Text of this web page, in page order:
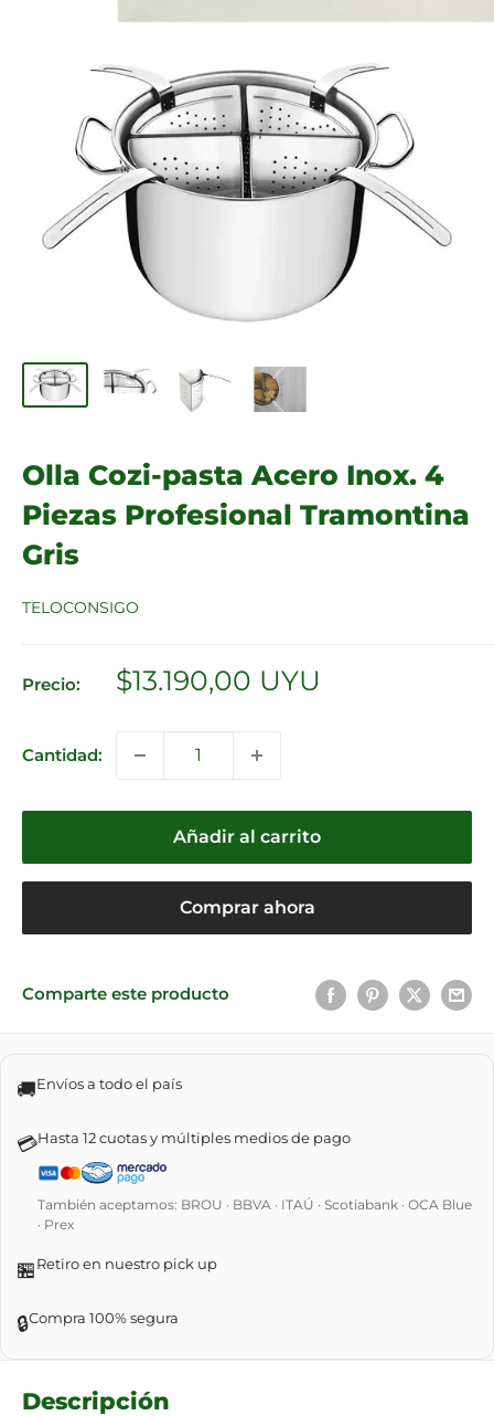
Olla Cozi-pasta Acero Inox. 4
Piezas Profesional Tramontina
Gris
TELOCONSIGO
Precio:
Precio
$13.190,00 UYU
Cantidad:
Añadir al carrito
Comprar ahora
Comparte este producto
🚚Envíos a todo el país
💳Hasta 12 cuotas y múltiples medios de pago
También aceptamos: BROU · BBVA · ITAÚ · Scotiabank · OCA Blue
· Prex
🏪Retiro en nuestro pick up
🔒Compra 100% segura
Descripción